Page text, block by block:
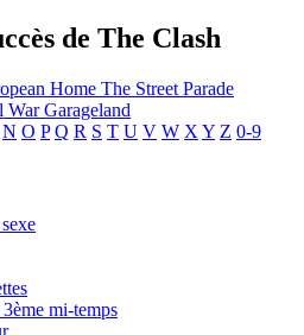
de The Clash
Home The Street Parade
WarGarageland
N O P Q R S T U V W X Y Z 0-9
mi-temps